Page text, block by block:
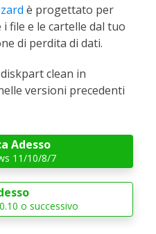
è progettato per
file e le cartelle dal tuo
di perdita di dati.
clean in
versioni precedenti
Adesso
11/10/8/7
o successivo